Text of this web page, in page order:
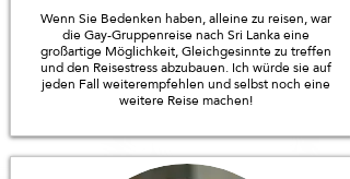
Wenn Sie Bedenken haben, alleine zu reisen, war
die Gay-Gruppenreise nach Sri Lanka eine
großartige Möglichkeit, Gleichgesinnte zu treffen
und den Reisestress abzubauen. Ich würde sie auf
jeden Fall weiterempfehlen und selbst noch eine
weitere Reise machen!